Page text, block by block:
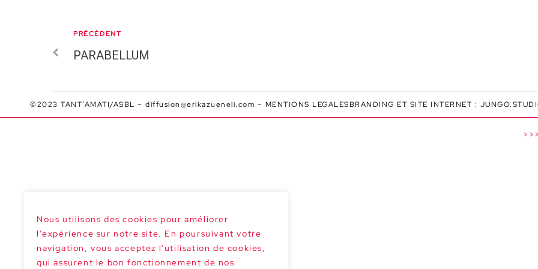
Nous utilisons des cookies pour améliorer
l'expérience sur notre site. En poursuivant votre
navigation, vous acceptez l'utilisation de cookies,
qui assurent le bon fonctionnement de nos
PRÉCÉDENT
PARABELLUM
©2023 TANT’AMATI/ASBL – diffusion@erikazueneli.com – MENTIONS LEGALESBRANDING ET SITE INTERNET :